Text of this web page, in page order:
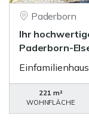
Paderborn
Ihr
Paderborn-
Einfamilienhaus
221 m²
WOHNFLÄCHE